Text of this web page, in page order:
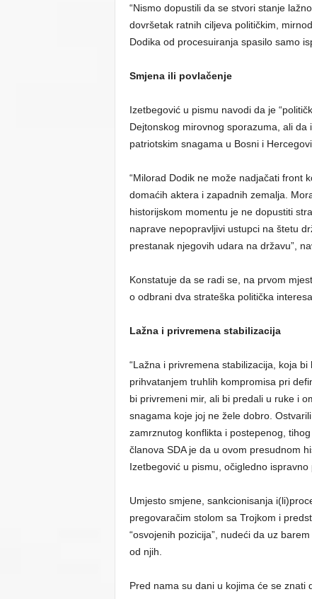
“Nismo dopustili da se stvori stanje
dovršetak ratnih ciljeva političkim,
Dodika od procesuiranja spasilo samo
Smjena ili povlačenje
Izetbegović u pismu navodi da je
Dejtonskog mirovnog sporazuma, ali
patriotskim snagama u Bosni i
“Milorad Dodik ne može nadjačati front
domaćih aktera i zapadnih zemalja.
historijskom momentu je ne dopustiti
naprave nepopravljivi ustupci na štetu
prestanak njegovih udara na državu”,
Konstatuje da se radi se, na prvom
o odbrani dva strateška politička
Lažna i privremena stabilizacija
“Lažna i privremena stabilizacija, koja
prihvatanjem truhlih kompromisa pri
bi privremeni mir, ali bi predali u ruke i
snagama koje joj ne žele dobro.
zamrznutog konflikta i postepenog,
članova SDA je da u ovom presudnom
Izetbegović u pismu, očigledno
Umjesto smjene, sankcionisanja
pregovaračim stolom sa Trojkom i
“osvojenih pozicija”, nudeći da uz
od njih.
Pred nama su dani u kojima će se